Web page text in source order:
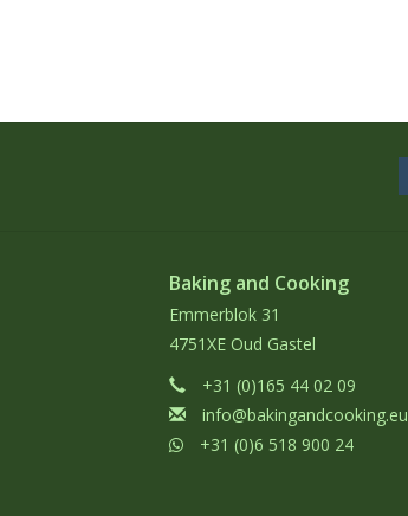
Baking and Cooking
Emmerblok 31
4751XE Oud Gastel
+31 (0)165 44 02 09
info@bakingandcooking.eu
+31 (0)6 518 900 24